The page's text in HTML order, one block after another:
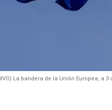
La bandera de la Unión Europea, a